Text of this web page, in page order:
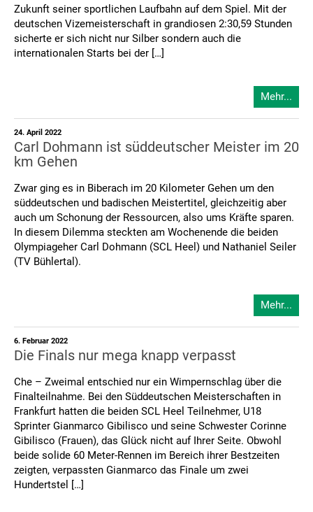
Zukunft seiner sportlichen Laufbahn auf dem Spiel. Mit der
deutschen Vizemeisterschaft in grandiosen 2:30,59 Stunden
sicherte er sich nicht nur Silber sondern auch die
internationalen Starts bei der […]
Mehr...
24. April 2022
Carl Dohmann ist süddeutscher Meister im 20
km Gehen
Zwar ging es in Biberach im 20 Kilometer Gehen um den
süddeutschen und badischen Meistertitel, gleichzeitig aber
auch um Schonung der Ressourcen, also ums Kräfte sparen.
In diesem Dilemma steckten am Wochenende die beiden
Olympiageher Carl Dohmann (SCL Heel) und Nathaniel Seiler
(TV Bühlertal).
Mehr...
6. Februar 2022
Die Finals nur mega knapp verpasst
Che – Zweimal entschied nur ein Wimpernschlag über die
Finalteilnahme. Bei den Süddeutschen Meisterschaften in
Frankfurt hatten die beiden SCL Heel Teilnehmer, U18
Sprinter Gianmarco Gibilisco und seine Schwester Corinne
Gibilisco (Frauen), das Glück nicht auf Ihrer Seite. Obwohl
beide solide 60 Meter-Rennen im Bereich ihrer Bestzeiten
zeigten, verpassten Gianmarco das Finale um zwei
Hundertstel […]